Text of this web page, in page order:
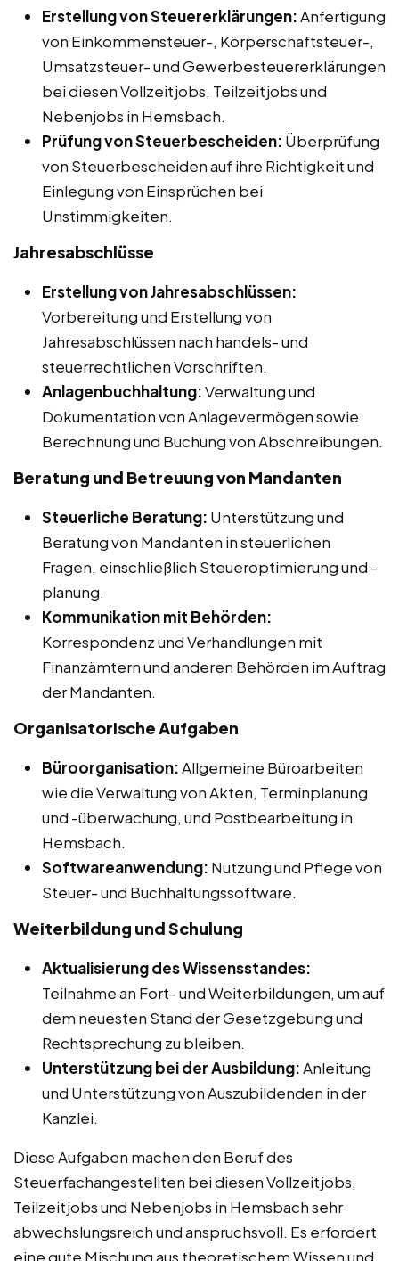
Erstellung von Steuererklärungen:Anfertigung
von Einkommensteuer-, Körperschaftsteuer-,
Umsatzsteuer- und Gewerbesteuererklärungen
bei diesen Vollzeitjobs, Teilzeitjobs und
Nebenjobs in Hemsbach.
Prüfung von Steuerbescheiden: Überprüfung
von Steuerbescheiden auf ihre Richtigkeit und
Einlegung von Einsprüchen bei
Unstimmigkeiten.
Jahresabschlüsse
Erstellung von Jahresabschlüssen:
Vorbereitung und Erstellung von
Jahresabschlüssen nach handels- und
steuerrechtlichen Vorschriften.
Anlagenbuchhaltung:Verwaltung und
Dokumentation von Anlagevermögen sowie
Berechnung und Buchung von Abschreibungen.
Beratung und Betreuung von Mandanten
Steuerliche Beratung: Unterstützung und
Beratung von Mandanten in steuerlichen
Fragen, einschließlich Steueroptimierung und -
planung.
Kommunikation mit Behörden:
Korrespondenz und Verhandlungen mit
Finanzämtern und anderen Behörden im Auftrag
der Mandanten.
Organisatorische Aufgaben
Büroorganisation:Allgemeine Büroarbeiten
wie die Verwaltung von Akten, Terminplanung
und -überwachung, und Postbearbeitung in
Hemsbach.
Softwareanwendung: Nutzung und Pflege von
Steuer- und Buchhaltungssoftware.
Weiterbildung und Schulung
Aktualisierung des Wissensstandes:
Teilnahme an Fort- und Weiterbildungen, um auf
dem neuesten Stand der Gesetzgebung und
Rechtsprechung zu bleiben.
Unterstützung bei der Ausbildung:Anleitung
und Unterstützung von Auszubildenden in der
Kanzlei.
Diese Aufgaben machen den Beruf des
Steuerfachangestellten bei diesen Vollzeitjobs,
Teilzeitjobs und Nebenjobs in Hemsbach sehr
abwechslungsreich und anspruchsvoll. Es erfordert
eine gute Mischung aus theoretischem Wissen und